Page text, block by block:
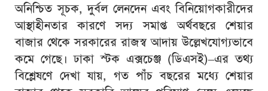
অনিশ্চিত সূচক, দুর্বল লেনদেন এবং বিনিয়োগকারীদের
আস্থাহীনতার কারণে সদ্য সমাপ্ত অর্থবছরে শেয়ার
বাজার থেকে সরকারের রাজস্ব আদায় উল্লেখযোগ্যভাবে
কমে গেছে। ঢাকা স্টক এক্সচেঞ্জ (ডিএসই)–এর তথ্য
বিশ্লেষণে দেখা যায়, গত পাঁচ বছরের মধ্যে শেয়ার